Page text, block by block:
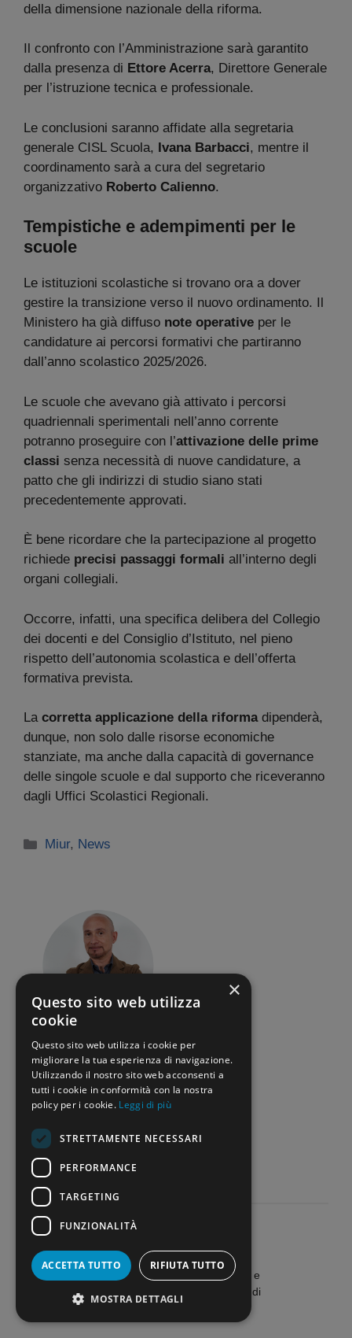
della dimensione nazionale della riforma.
Il confronto con l’Amministrazione sarà garantito
dalla presenza di Ettore Acerra, Direttore Generale
per l’istruzione tecnica e professionale.
Le conclusioni saranno affidate alla segretaria
generale CISL Scuola, Ivana Barbacci, mentre il
coordinamento sarà a cura del segretario
organizzativo Roberto Calienno.
Tempistiche e adempimenti per le
scuole
Le istituzioni scolastiche si trovano ora a dover
gestire la transizione verso il nuovo ordinamento. Il
Ministero ha già diffuso note operative per le
candidature ai percorsi formativi che partiranno
dall’anno scolastico 2025/2026.
Le scuole che avevano già attivato i percorsi
quadriennali sperimentali nell’anno corrente
potranno proseguire con l’attivazione delle prime
classi senza necessità di nuove candidature, a
patto che gli indirizzi di studio siano stati
precedentemente approvati.
È bene ricordare che la partecipazione al progetto
richiede precisi passaggi formali all’interno degli
organi collegiali.
Occorre, infatti, una specifica delibera del Collegio
dei docenti e del Consiglio d’Istituto, nel pieno
rispetto dell’autonomia scolastica e dell’offerta
formativa prevista.
La corretta applicazione della riformadipenderà,
dunque, non solo dalle risorse economiche
stanziate, ma anche dalla capacità di governance
delle singole scuole e dal supporto che riceveranno
dagli Uffici Scolastici Regionali.
Categorie
Miur, News
Giuseppe Montone
Direttore Responsabile
Tredicesima per insegnanti e
ATA: come funziona davvero il pagamento di
Dicembre
×
Questo sito web utilizza
cookie
Questo sito web utilizza i cookie per
migliorare la tua esperienza di navigazione.
Utilizzando il nostro sito web acconsenti a
tutti i cookie in conformità con la nostra
policy per i cookie. Leggi di più
STRETTAMENTE NECESSARI
PERFORMANCE
TARGETING
FUNZIONALITÀ
ACCETTA TUTTO RIFIUTA TUTTO
MOSTRA DETTAGLI